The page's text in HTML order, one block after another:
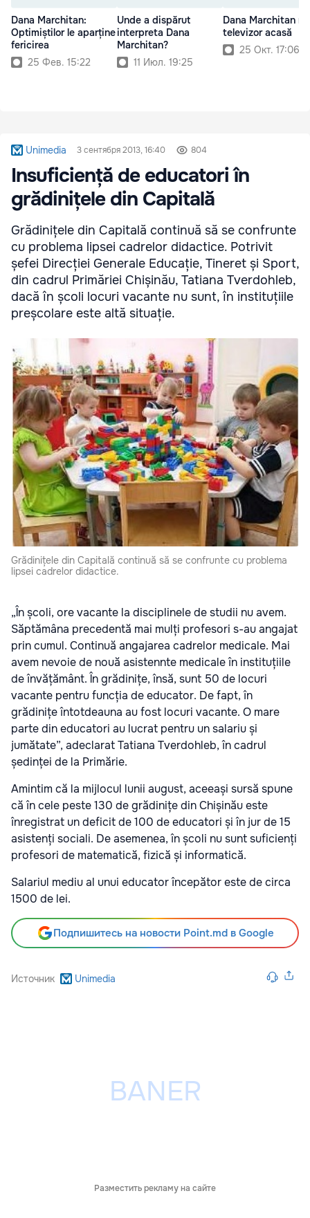
Dana Marchitan:
Optimiștilor le aparține
fericirea
25 Фев. 15:22
Unde a dispărut
interpreta Dana
Marchitan?
11 Июл. 19:25
Dana Marchitan
televizor acasă
25 Окт. 17:06
Unimedia 3 сентября 2013, 16:40 804
Insuficiență de educatori în
grădinițele din Capitală
Grădinițele din Capitală continuă să se confrunte
cu problema lipsei cadrelor didactice. Potrivit
șefei Direcției Generale Educație, Tineret și Sport,
din cadrul Primăriei Chișinău, Tatiana Tverdohleb,
dacă în școli locuri vacante nu sunt, în instituțiile
preșcolare este altă situație.
Grădinițele din Capitală continuă să se confrunte cu problema
lipsei cadrelor didactice.
„În școli, ore vacante la disciplinele de studii nu avem.
Săptămâna precedentă mai mulți profesori s-au angajat
prin cumul. Continuă angajarea cadrelor medicale. Mai
avem nevoie de nouă asistennte medicale în instituțiile
de învățământ. În grădinițe, însă, sunt 50 de locuri
vacante pentru funcția de educator. De fapt, în
grădinițe întotdeauna au fost locuri vacante. O mare
parte din educatori au lucrat pentru un salariu și
jumătate”, adeclarat Tatiana Tverdohleb, în cadrul
ședinței de la Primărie.
Amintim că la mijlocul lunii august, aceeași sursă spune
că în cele peste 130 de grădinițe din Chișinău este
înregistrat un deficit de 100 de educatori și în jur de 15
asistenți sociali. De asemenea, în școli nu sunt suficienți
profesori de matematică, fizică și informatică.
Salariul mediu al unui educator începător este de circa
1500 de lei.
Подпишитесь на новости Point.md в Google
Источник Unimedia
Разместить рекламу на сайте